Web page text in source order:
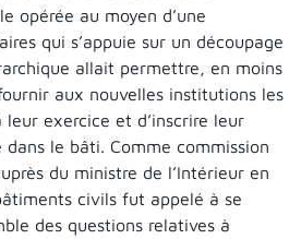
opérée au moyen d’une
qui s’appuie sur un découpage
allait permettre, en moins
aux nouvelles institutions les
leur exercice et d’inscrire leur
le bâti. Comme commission
du ministre de l’Intérieur en
civils fut appelé à se
des questions relatives à